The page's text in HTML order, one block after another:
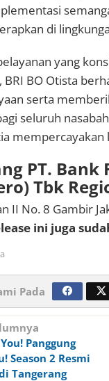
di
yang
BRI BO Otista
serta
seluruh
mempercayakan
PT. Bank
Tbk
II No. 8 Gambir
ini juga
Pada
Panggung
Season 2 Resmi
Tangerang